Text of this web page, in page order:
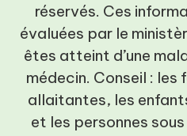
réservés. Ces
évaluées par le
êtes atteint d’une
médecin. Conseil : les
allaitantes, les
et les personnes